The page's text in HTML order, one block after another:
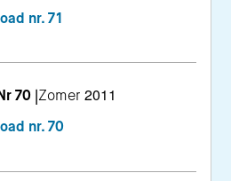
nr. 71
70 Zomer 2011
nr. 70